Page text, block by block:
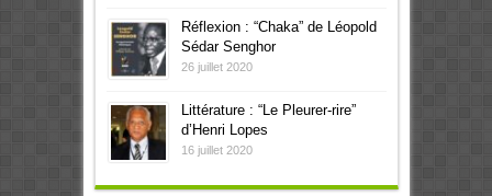
Réflexion : “Chaka” de Léopold
Sédar Senghor
26 juillet 2020
Littérature : “Le Pleurer-rire”
d’Henri Lopes
16 juillet 2020